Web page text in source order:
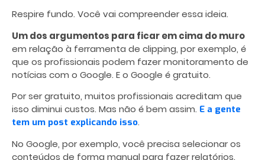
Respire fundo. Você vai compreender essa ideia.
Um dos argumentos para ficar em cima do muro
em relação à ferramenta de clipping, por exemplo, é
que os profissionais podem fazer monitoramento de
notícias com o Google. E o Google é gratuito.
Por ser gratuito, muitos profissionais acreditam que
isso diminui custos. Mas não é bem assim. E a gente
tem um post explicando isso.
No Google, por exemplo, você precisa selecionar os
conteúdos de forma manual para fazer relatórios.